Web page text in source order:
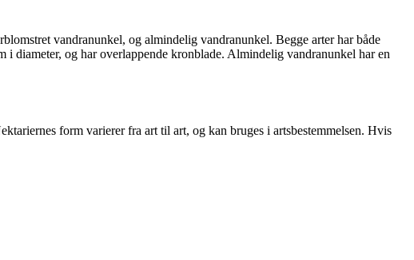
vandranunkel, og almindelig vandranunkel. Begge arter har både
diameter, og har overlappende kronblade. Almindelig vandranunkel har en
form varierer fra art til art, og kan bruges i artsbestemmelsen. Hvis